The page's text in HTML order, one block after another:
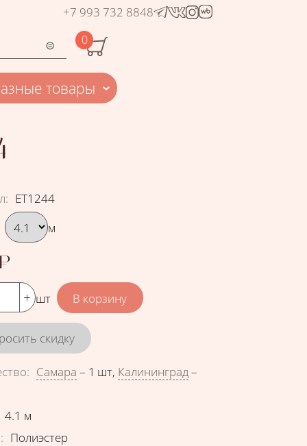
+7 993 732 8848
0
товары
: ЕТ1244
вариант
м
шт
скидку
: Самара – 1 шт, Калининград–
4.1 м
: Полиэстер